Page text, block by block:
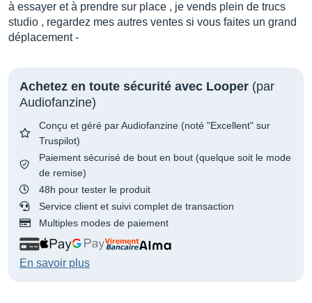
à essayer et à prendre sur place , je vends plein de trucs
studio , regardez mes autres ventes si vous faites un grand
déplacement -
Achetez en toute sécurité avec Looper (par
Audiofanzine)
Conçu et géré par Audiofanzine (noté "Excellent" sur
Truspilot)
Paiement sécurisé de bout en bout (quelque soit le mode
de remise)
48h pour tester le produit
Service client et suivi complet de transaction
Multiples modes de paiement
En savoir plus